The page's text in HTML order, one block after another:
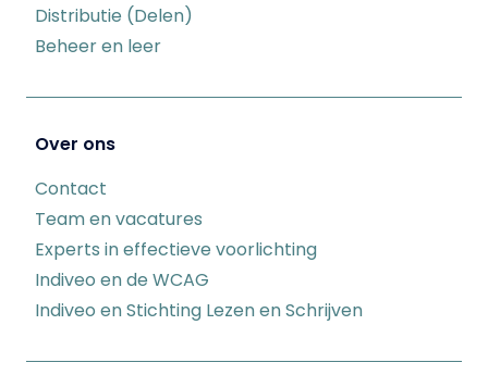
Distributie (Delen)
Beheer en leer
Over ons
Contact
Team en vacatures
Experts in effectieve voorlichting
Indiveo en de WCAG
Indiveo en Stichting Lezen en Schrijven